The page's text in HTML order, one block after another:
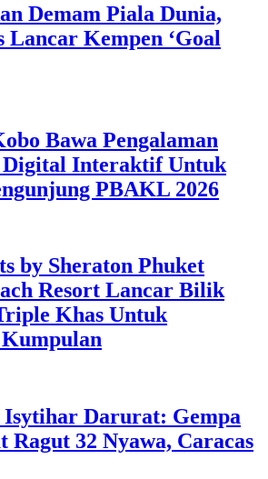
Demam Piala Dunia,
Lancar Kempen ‘Goal
Bawa Pengalaman
Digital Interaktif Untuk
PBAKL 2026
by Sheraton Phuket
Resort Lancar Bilik
Khas Untuk
Isytihar Darurat: Gempa
Ragut 32 Nyawa, Caracas